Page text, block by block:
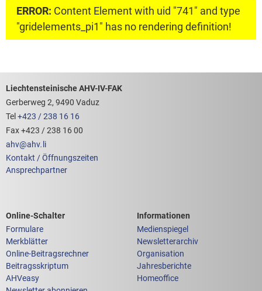
ERROR: Content Element with uid "741" and type
"gridelements_pi1" has no rendering definition!
Footerbereich mit hilfreichen Links
Liechtensteinische AHV-IV-FAK
Gerberweg 2, 9490 Vaduz
Tel +423 / 238 16 16
Fax +423 / 238 16 00
ahv@ahv. li
Kontakt / Öffnungszeiten
Ansprechpartner
Links zum
Online-Schalter
Formulare
Merkblätter
Online-Beitragsrechner
Beitragsskriptum
AHVeasy
Links zu weiteren
Informationen
Medienspiegel
Newsletterarchiv
Organisation
Jahresberichte
Homeoffice